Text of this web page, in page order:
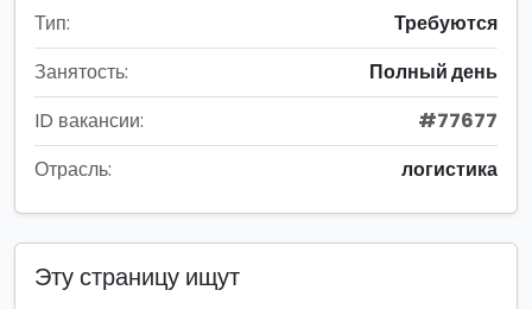
Тип:
Требуются
Занятость:
Полный день
ID вакансии:
#77677
Отрасль:
логистика
Эту страницу ищут